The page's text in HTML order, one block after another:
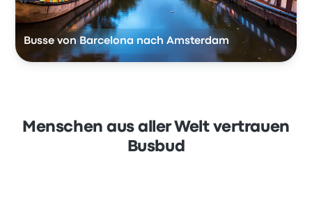
Busse von Barcelona nach Amsterdam
Menschen aus aller Welt vertrauen
Busbud